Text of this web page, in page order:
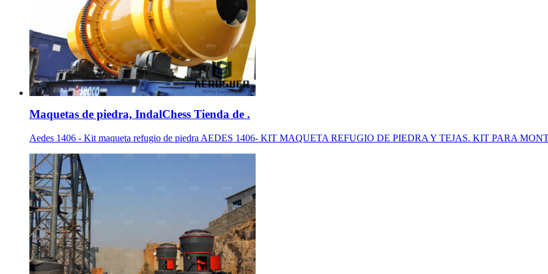
Maquetas de piedra, IndalChess Tienda de .
Aedes 1406 - Kit maqueta refugio de piedra AEDES 1406- KIT MAQUETA REFUGIO DE PIEDRA Y TEJAS. KIT PARA